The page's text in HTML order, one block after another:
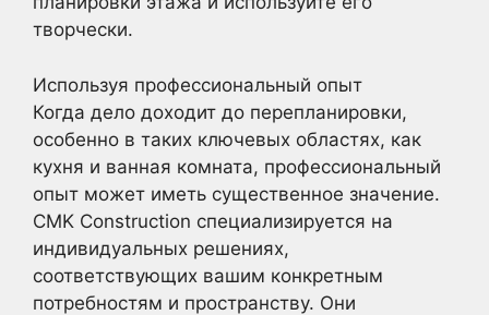
творчески.
Используя профессиональный опыт
Когда дело доходит до перепланировки,
особенно в таких ключевых областях, как
кухня и ванная комната, профессиональный
опыт может иметь существенное значение.
CMK Construction специализируется на
индивидуальных решениях,
соответствующих вашим конкретным
потребностям и пространству. Они